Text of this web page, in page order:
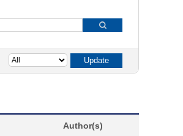
Author(s)